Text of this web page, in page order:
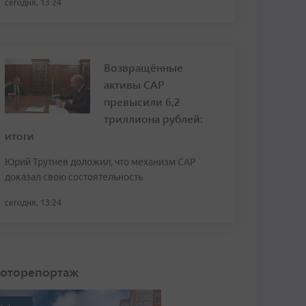
сегодня, 13:24
Возвращённые
активы САР
превысили 6,2
триллиона рублей:
итоги
Юрий Трутнев доложил, что механизм САР
доказал свою состоятельность
сегодня, 13:24